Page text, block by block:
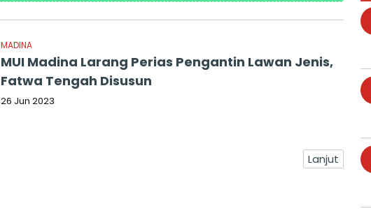
MADINA
MUI Madina Larang Perias Pengantin Lawan Jenis,
Fatwa Tengah Disusun
26 Jun 2023
Lanjut